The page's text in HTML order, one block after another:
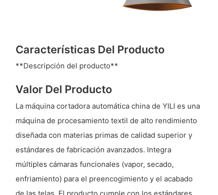
Características Del Producto
**Descripción del producto**
Valor Del Producto
La máquina cortadora automática china de YILI es una
máquina de procesamiento textil de alto rendimiento
diseñada con materias primas de calidad superior y
estándares de fabricación avanzados. Integra
múltiples cámaras funcionales (vapor, secado,
enfriamiento) para el preencogimiento y el acabado